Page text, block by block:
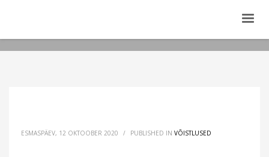
ESMASPÄEV, 12 OKTOOBER 2020 / PUBLISHED IN VÕISTLUSED